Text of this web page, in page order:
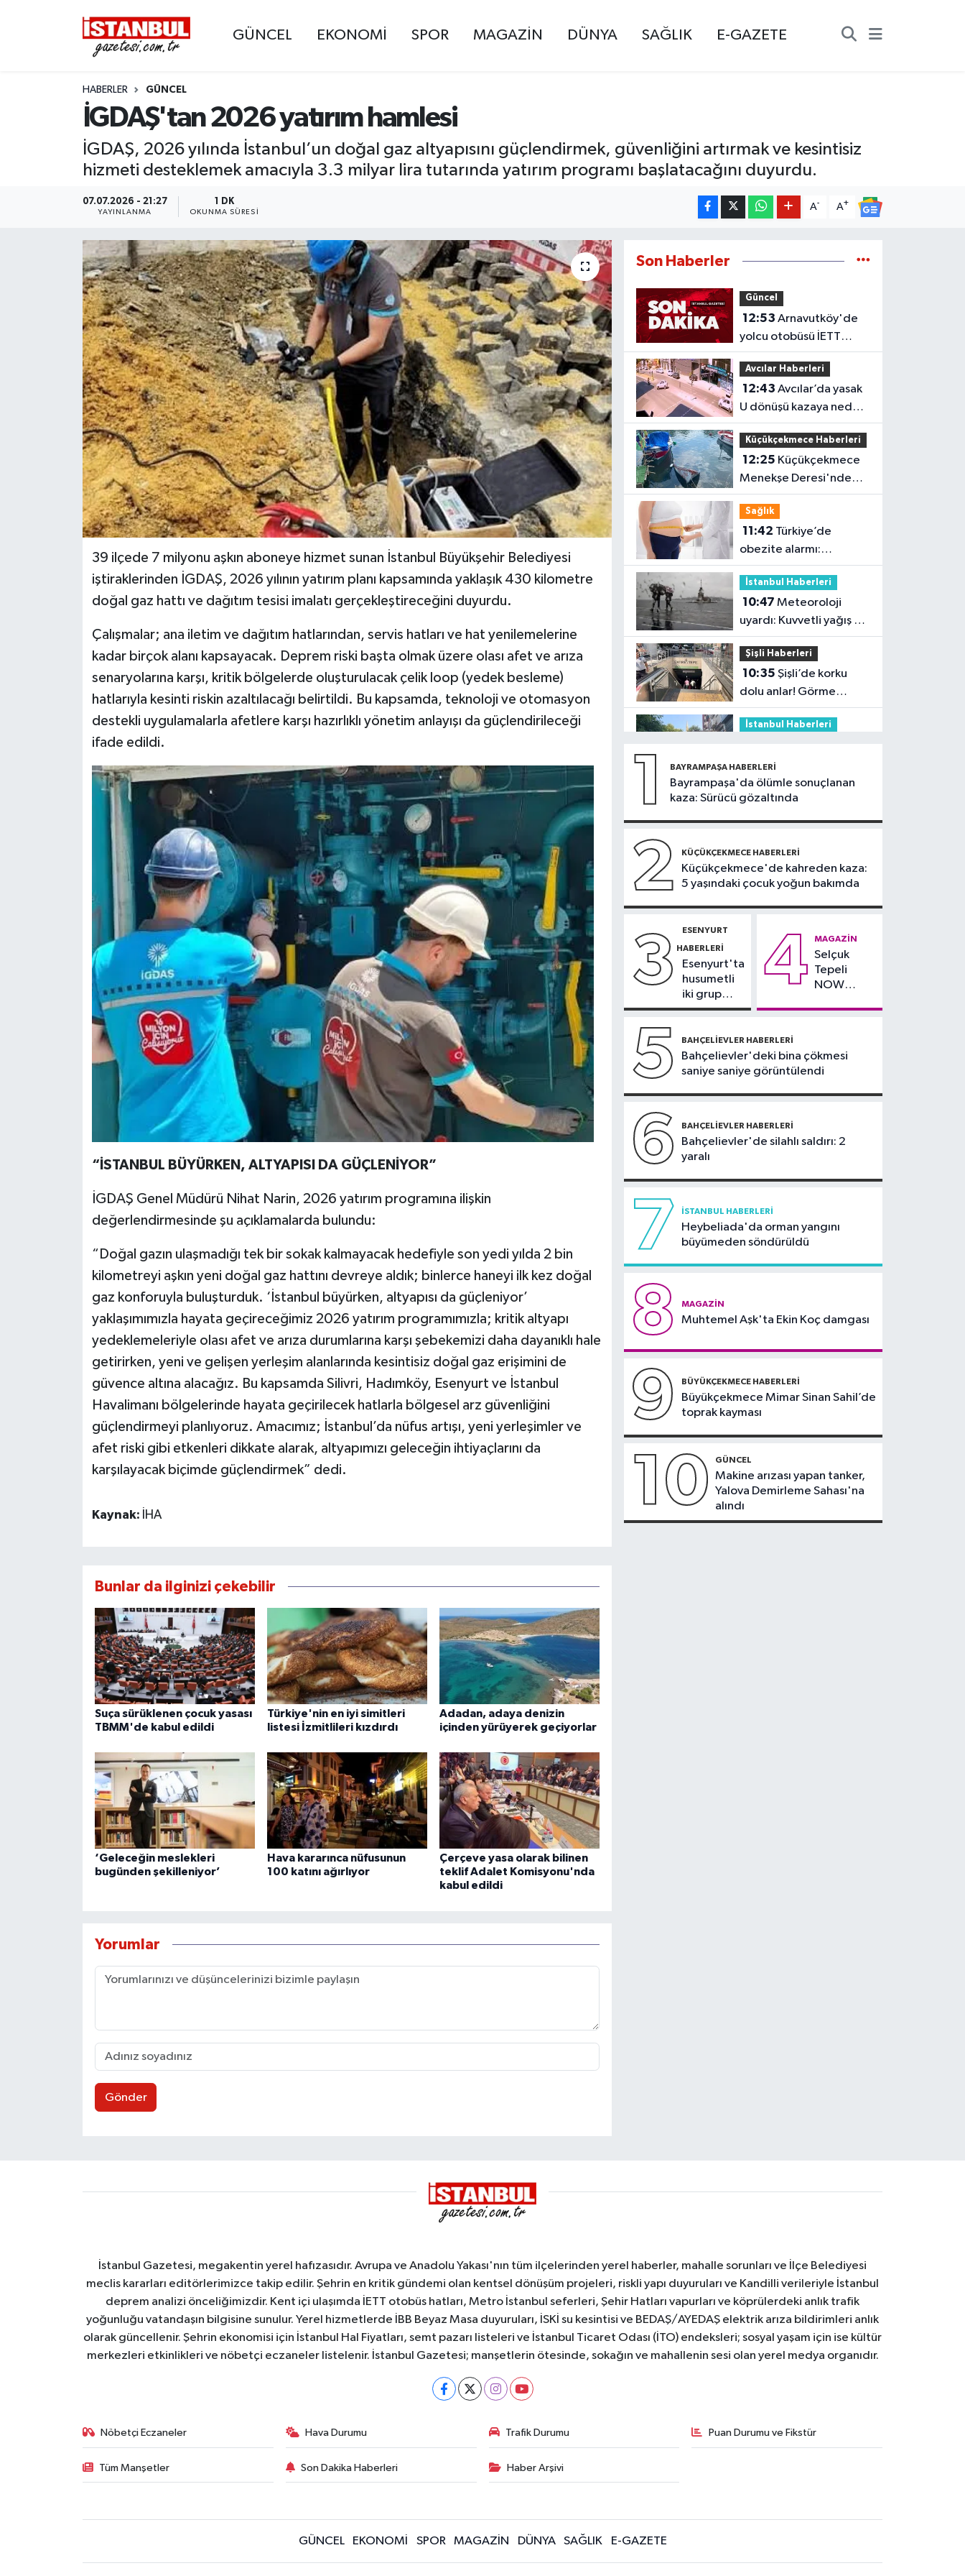
GÜNCEL EKONOMİ SPOR MAGAZİN DÜNYA SAĞLIK E-GAZETE
HABERLER GÜNCEL
İGDAŞ'tan 2026 yatırım hamlesi
İGDAŞ, 2026 yılında İstanbul’un doğal gaz altyapısını güçlendirmek, güvenliğini artırmak ve kesintisiz
hizmeti desteklemek amacıyla 3.3 milyar lira tutarında yatırım programı başlatacağını duyurdu.
07.07.2026 - 21:27
YAYINLANMA
1 DK
OKUNMA SÜRESI
A- A+
39 ilçede 7 milyonu aşkın aboneye hizmet sunan İstanbul Büyükşehir Belediyesi
iştiraklerinden İGDAŞ, 2026 yılının yatırım planı kapsamında yaklaşık 430 kilometre
doğal gaz hattı ve dağıtım tesisi imalatı gerçekleştireceğini duyurdu.
Çalışmalar; ana iletim ve dağıtım hatlarından, servis hatları ve hat yenilemelerine
kadar birçok alanı kapsayacak. Deprem riski başta olmak üzere olası afet ve arıza
senaryolarına karşı, kritik bölgelerde oluşturulacak çelik loop (yedek besleme)
hatlarıyla kesinti riskin azaltılacağı belirtildi. Bu kapsamda, teknoloji ve otomasyon
destekli uygulamalarla afetlere karşı hazırlıklı yönetim anlayışı da güçlendirileceği
ifade edildi.
“İSTANBUL BÜYÜRKEN, ALTYAPISI DA GÜÇLENİYOR”
İGDAŞ Genel Müdürü Nihat Narin, 2026 yatırım programına ilişkin
değerlendirmesinde şu açıklamalarda bulundu:
“Doğal gazın ulaşmadığı tek bir sokak kalmayacak hedefiyle son yedi yılda 2 bin
kilometreyi aşkın yeni doğal gaz hattını devreye aldık; binlerce haneyi ilk kez doğal
gaz konforuyla buluşturduk. ‘İstanbul büyürken, altyapısı da güçleniyor’
yaklaşımımızla hayata geçireceğimiz 2026 yatırım programımızla; kritik altyapı
yedeklemeleriyle olası afet ve arıza durumlarına karşı şebekemizi daha dayanıklı hale
getirirken, yeni ve gelişen yerleşim alanlarında kesintisiz doğal gaz erişimini de
güvence altına alacağız. Bu kapsamda Silivri, Hadımköy, Esenyurt ve İstanbul
Havalimanı bölgelerinde hayata geçirilecek hatlarla bölgesel arz güvenliğini
güçlendirmeyi planlıyoruz. Amacımız; İstanbul’da nüfus artışı, yeni yerleşimler ve
afet riski gibi etkenleri dikkate alarak, altyapımızı geleceğin ihtiyaçlarını da
karşılayacak biçimde güçlendirmek” dedi.
Kaynak: İHA
Bunlar da ilginizi çekebilir
Suça sürüklenen çocuk yasası
TBMM'de kabul edildi
Türkiye'nin en iyi simitleri
listesi İzmitlileri kızdırdı
Adadan, adaya denizin
içinden yürüyerek geçiyorlar
‘Geleceğin meslekleri
bugünden şekilleniyor’
Hava kararınca nüfusunun
100 katını ağırlıyor
Çerçeve yasa olarak bilinen
teklif Adalet Komisyonu'nda
kabul edildi
Yorumlar
Gönder
Son Haberler
Güncel
12:53
yolcu otobüsü İETT
otobüsüne çarptı
Avcılar Haberleri
12:43
U dönüşü kazaya neden
oldu
Küçükçekmece Haberleri
12:25
Menekşe Deresi'nde
batık tekneler
karabatakların yuvası
oldu
Sağlık
11:42
obezite alarmı:
Kadınlarda oran yüzde
40’larda
İstanbul Haberleri
10:47
uyardı: Kuvvetli yağış ve
fırtına geliyor
Şişli Haberleri
10:35
dolu anlar! Görme
engelli genç metro
raylarına düştü
İstanbul Haberleri
soyuldu! 10 yıllık birikimi
saniyeler içinde gitti
Güncel
bilgilerinizi çaldırmayın
DÜNYA
09:42Joe Biden’ın
kanseri yayıldı: Oğlu
açıklama
09:38Uzmanı uyardı:
Yulaf sağlıklı ama sınırsız
1 BAYRAMPAŞA HABERLERI
Bayrampaşa'da ölümle sonuçlanan
kaza: Sürücü gözaltında
2 KÜÇÜKÇEKMECE HABERLERI
Küçükçekmece'de kahreden kaza:
5 yaşındaki çocuk yoğun bakımda
3 ESENYURT
HABERLERI
Esenyurt'ta
husumetli
iki grup
arasında
kavga
4 MAGAZIN
Selçuk
Tepeli
NOW
5 BAHÇELIEVLER HABERLERI
Bahçelievler'deki bina çökmesi
saniye saniye görüntülendi
6 BAHÇELIEVLER HABERLERI
Bahçelievler'de silahlı saldırı: 2
yaralı
7 İSTANBUL HABERLERI
Heybeliada'da orman yangını
büyümeden söndürüldü
8 MAGAZIN
Muhtemel Aşk'ta Ekin Koç damgası
9 BÜYÜKÇEKMECE HABERLERI
Büyükçekmece Mimar Sinan Sahil’de
toprak kayması
10 GÜNCEL
Makine arızası yapan tanker,
Yalova Demirleme Sahası'na
alındı
İstanbul Gazetesi, megakentin yerel hafızasıdır. Avrupa ve Anadolu Yakası'nın tüm ilçelerinden yerel haberler, mahalle sorunları ve İlçe Belediyesi
meclis kararları editörlerimizce takip edilir. Şehrin en kritik gündemi olan kentsel dönüşüm projeleri, riskli yapı duyuruları ve Kandilli verileriyle İstanbul
deprem analizi önceliğimizdir. Kent içi ulaşımda İETT otobüs hatları, Metro İstanbul seferleri, Şehir Hatları vapurları ve köprülerdeki anlık trafik
yoğunluğu vatandaşın bilgisine sunulur. Yerel hizmetlerde İBB Beyaz Masa duyuruları, İSKİ su kesintisi ve BEDAŞ/AYEDAŞ elektrik arıza bildirimleri anlık
olarak güncellenir. Şehrin ekonomisi için İstanbul Hal Fiyatları, semt pazarı listeleri ve İstanbul Ticaret Odası (İTO) endeksleri; sosyal yaşam için ise kültür
merkezleri etkinlikleri ve nöbetçi eczaneler listelenir. İstanbul Gazetesi; manşetlerin ötesinde, sokağın ve mahallenin sesi olan yerel medya organıdır.
Nöbetçi Eczaneler Hava Durumu Trafik Durumu Puan Durumu ve Fikstür
Tüm Manşetler Son Dakika Haberleri Haber Arşivi
GÜNCEL EKONOMİ SPOR MAGAZİN DÜNYA SAĞLIK E-GAZETE
EKONOMİ
İSTANBUL
MAGAZİN
KÜLTÜR SANAT
SAĞLIK
BİLİM VE TEKNOLOJİ
OTOMOBİL
KURUMSAL
Nöbetçi Eczaneler
Hava Durumu
Trafik Durumu
Süper Lig Puan Durumu ve Fikstür
Tüm Manşetler
Son Dakika Haberleri
Haber Arşivi